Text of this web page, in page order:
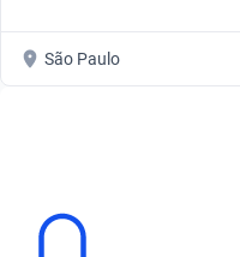
São Paulo